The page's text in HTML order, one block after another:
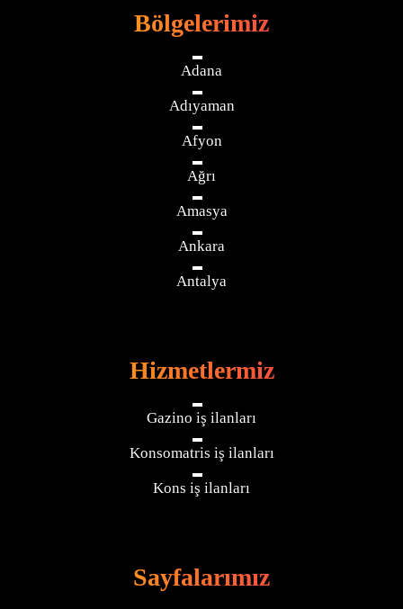
Bölgelerimiz
Adana
Adıyaman
Afyon
Ağrı
Amasya
Ankara
Antalya
Hizmetlermiz
Gazino iş ilanları
Konsomatris iş ilanları
Kons iş ilanları
Sayfalarımız